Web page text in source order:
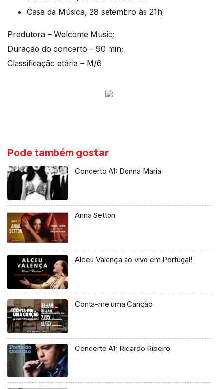
Casa da Música, 28 setembro às 21h;
Produtora – Welcome Music;
Duração do concerto – 90 min;
Classificação etária – M/6
Pode também gostar
Concerto A1: Donna Maria
Anna Setton
Alceu Valença ao vivo em Portugal!
Conta-me uma Canção
Concerto A1: Ricardo Ribeiro